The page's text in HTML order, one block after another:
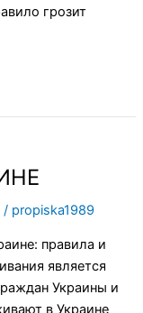
грозит
/ propiska1989
правила и
является
Украины и
в Украине